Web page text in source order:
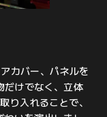
アカバー、パネルを
だけでなく、立体
り入れることで、